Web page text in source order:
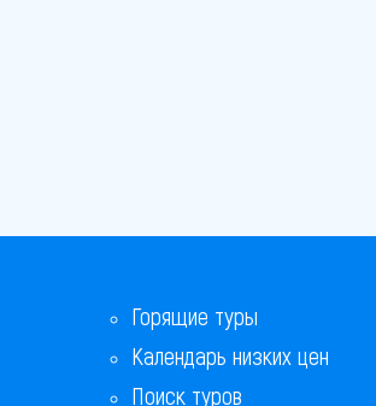
Горящие туры
Календарь низких цен
Поиск туров